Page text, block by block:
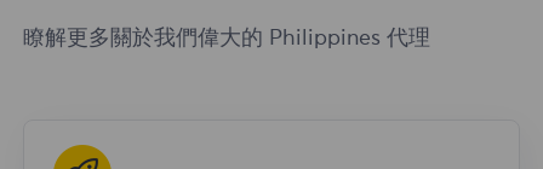
瞭解更多關於我們偉大的 Philippines 代理